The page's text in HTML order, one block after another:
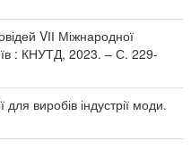
VІІ Міжнародної
: КНУТД, 2023. – С. 229-
виробів індустрії моди.